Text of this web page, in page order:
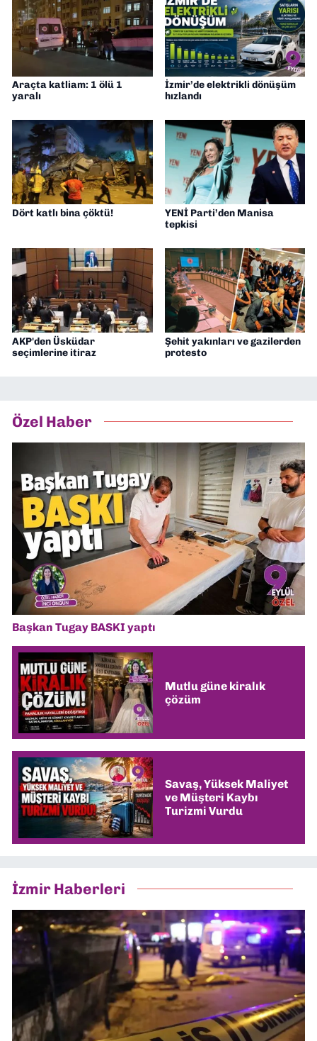
Araçta katliam: 1 ölü 1
yaralı
İzmir’de elektrikli dönüşüm
hızlandı
Dört katlı bina çöktü!
YENİ Parti’den Manisa
tepkisi
AKP'den Üsküdar
seçimlerine itiraz
Şehit yakınları ve gazilerden
protesto
Özel Haber
Başkan Tugay BASKI yaptı
Mutlu güne kiralık
çözüm
Savaş, Yüksek Maliyet
ve Müşteri Kaybı
Turizmi Vurdu
İzmir Haberleri